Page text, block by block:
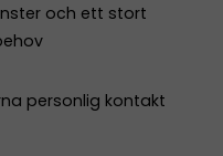
och ett stort
personlig kontakt